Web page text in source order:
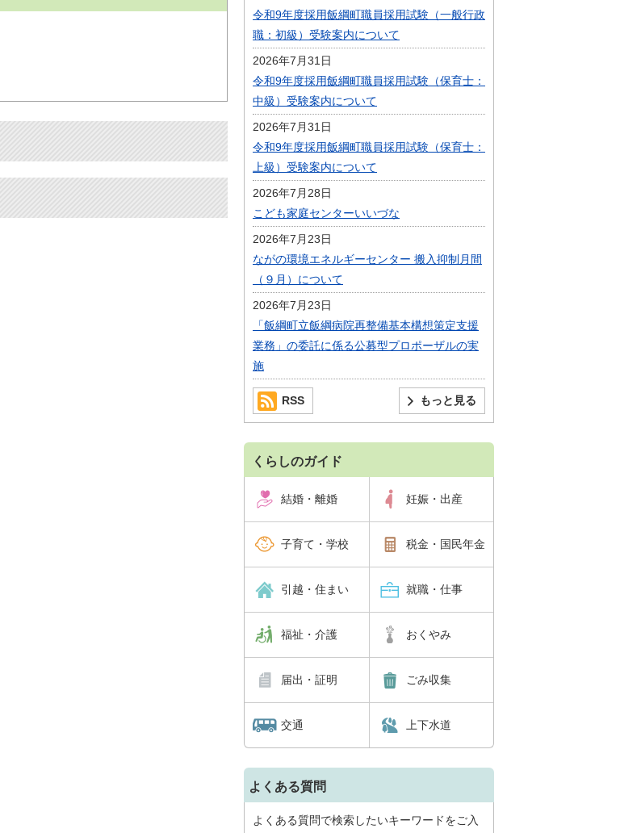
令和9年度採用飯綱町職員採用試験（一般行政
職：初級）受験案内について
2026年7月31日
令和9年度採用飯綱町職員採用試験（保育士：
中級）受験案内について
2026年7月31日
令和9年度採用飯綱町職員採用試験（保育士：
上級）受験案内について
2026年7月28日
こども家庭センターいいづな
2026年7月23日
ながの環境エネルギーセンター 搬入抑制月間
（９月）について
2026年7月23日
「飯綱町立飯綱病院再整備基本構想策定支援
業務」の委託に係る公募型プロポーザルの実
施
もっと見る
RSS
くらしのガイド
結婚・離婚 妊娠・出産
子育て・学校 税金・国民年金
引越・住まい 就職・仕事
福祉・介護 おくやみ
届出・証明 ごみ収集
交通 上下水道
よくある質問
よくある質問で検索したいキーワードをご入